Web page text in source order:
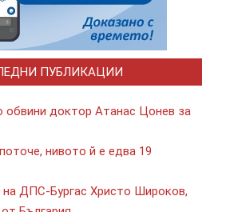
ПУБЛИКАЦИИ
обвини доктор Атанас Цонев за
нивото й е едва 19
на ДПС-Бургас Христо Широков,